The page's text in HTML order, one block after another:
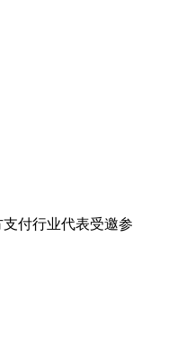
付行业代表受邀参